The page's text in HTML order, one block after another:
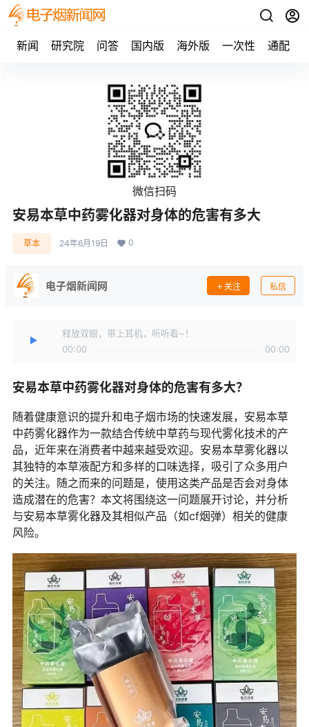
新闻 研究院 问答 国内版 海外版 一次性 通配
微信扫码
安易本草中药雾化器对身体的危害有多大
草本 24年6月19日 0
电子烟新闻网 关注 私信
释放双眼，带上耳机，听听看~！
00:00
00:00
安易本草中药雾化器对身体的危害有多大？
随着健康意识的提升和电子烟市场的快速发展，安易本草
中药雾化器作为一款结合传统中草药与现代雾化技术的产
品，近年来在消费者中越来越受欢迎。安易本草雾化器以
其独特的本草液配方和多样的口味选择，吸引了众多用户
的关注。随之而来的问题是，使用这类产品是否会对身体
造成潜在的危害？本文将围绕这一问题展开讨论，并分析
与安易本草雾化器及其相似产品（如cf烟弹）相关的健康
风险。